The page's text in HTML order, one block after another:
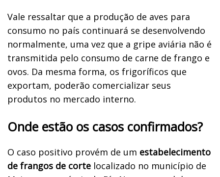
Vale ressaltar que a produção de aves para
consumo no país continuará se desenvolvendo
normalmente, uma vez que a gripe aviária não é
transmitida pelo consumo de carne de frango e
ovos. Da mesma forma, os frigoríficos que
exportam, poderão comercializar seus
produtos no mercado interno.
Onde estão os casos confirmados?
O caso positivo provém de um estabelecimento
de frangos de corte localizado no município de